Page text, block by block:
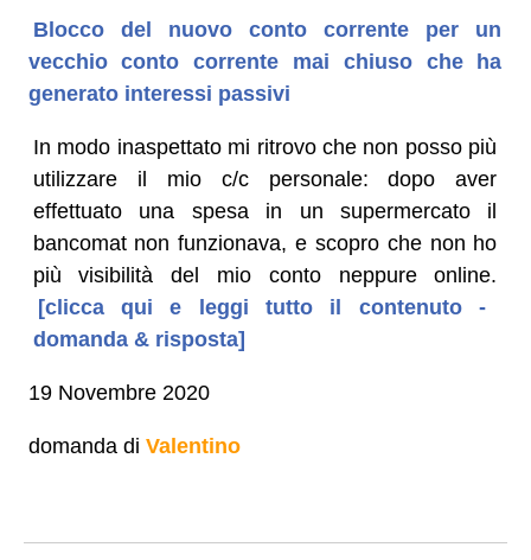
Blocco del nuovo conto corrente per un
vecchio conto corrente mai chiuso che ha
generato interessi passivi
In modo inaspettato mi ritrovo che non posso più
utilizzare il mio c/c personale: dopo aver
effettuato una spesa in un supermercato il
bancomat non funzionava, e scopro che non ho
più visibilità del mio conto neppure online.
[clicca qui e leggi tutto il contenuto -
domanda & risposta]
19 Novembre 2020
domanda di Valentino